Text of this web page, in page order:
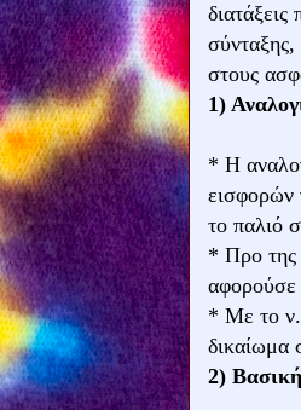
στους
1)
* Η
εισφορών
το παλιό
* Προ της
αφορούσε
* Με το ν.
δικαίωμα
2)